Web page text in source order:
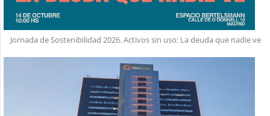
Jornada de Sostenibilidad 2026. Activos sin uso: La deuda que nadie ve